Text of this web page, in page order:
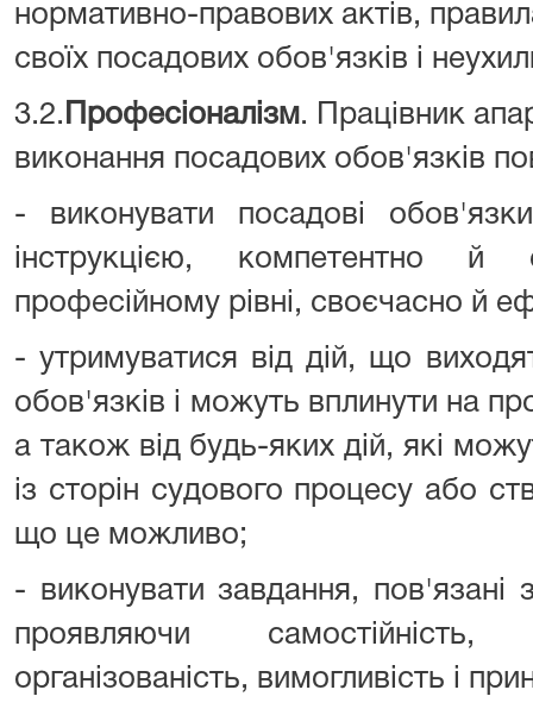
нормативно-правових актів,
своїх посадових обов'язків і
3.2. Професіоналізм. Працівник
виконання посадових обов'язків
- виконувати посадові
інструкцією, компетентно й
професійному рівні, своєчасно й
- утримуватися від дій, що
обов'язків і можуть вплинути на
а також від будь-яких дій, які
із сторін судового процесу або
що це можливо;
- виконувати завдання,
проявляючи самостійність,
організованість, вимогливість і